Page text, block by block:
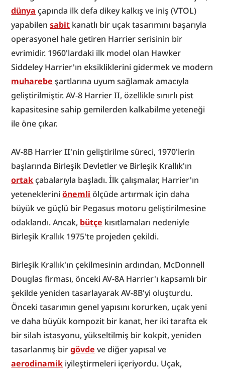
dünya çapında ilk defa dikey kalkış ve iniş (VTOL)
yapabilen sabit kanatlı bir uçak tasarımını başarıyla
operasyonel hale getiren Harrier serisinin bir
evrimidir. 1960'lardaki ilk model olan Hawker
muharebe şartlarına uyum sağlamak amacıyla
geliştirilmiştir. AV-8 Harrier II, özellikle sınırlı pist
kapasitesine sahip gemilerden kalkabilme yeteneği
ile öne çıkar.
AV-8B Harrier II'nin geliştirilme süreci, 1970'lerin
ortak çabalarıyla başladı. İlk çalışmalar, Harrier'ın
yeteneklerini önemli ölçüde artırmak için daha
büyük ve güçlü bir Pegasus motoru geliştirilmesine
odaklandı. Ancak, bütçe kısıtlamaları nedeniyle
Birleşik Krallık 1975'te projeden çekildi.
Birleşik Krallık'ın çekilmesinin ardından, McDonnell
Douglas firması, önceki AV-8A Harrier'ı kapsamlı bir
şekilde yeniden tasarlayarak AV-8B'yi oluşturdu.
Önceki tasarımın genel yapısını korurken, uçak yeni
ve daha büyük kompozit bir kanat, her iki tarafta ek
bir silah istasyonu, yükseltilmiş bir kokpit, yeniden
tasarlanmış bir gövde
aerodinamik iyileştirmeleri içeriyordu. Uçak,